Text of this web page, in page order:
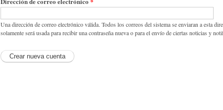
Una dirección de correo electrónico válida. Todos los correos del sistema se enviaran a esta
solamente será usada para recibir una contraseña nueva o para el envío de ciertas noticias y